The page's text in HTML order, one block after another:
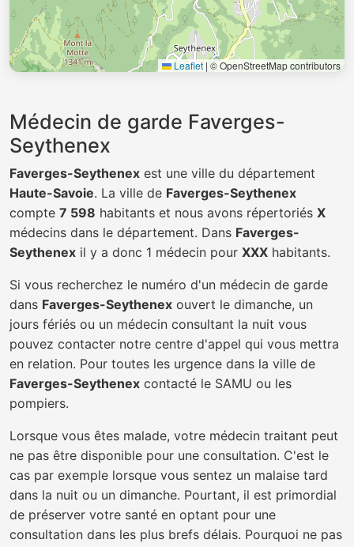
Leaflet | © OpenStreetMap contributors
Médecin de garde Faverges-
Seythenex
Faverges-Seythenex est une ville du département
Haute-Savoie. La ville de Faverges-Seythenex
compte 7 598 habitants et nous avons répertoriés X
médecins dans le département. Dans Faverges-
Seythenex il y a donc 1 médecin pour XXX habitants.
Si vous recherchez le numéro d'un médecin de garde
dans Faverges-Seythenex ouvert le dimanche, un
jours fériés ou un médecin consultant la nuit vous
pouvez contacter notre centre d'appel qui vous mettra
en relation. Pour toutes les urgence dans la ville de
Faverges-Seythenex contacté le SAMU ou les
pompiers.
Lorsque vous êtes malade, votre médecin traitant peut
ne pas être disponible pour une consultation. C'est le
cas par exemple lorsque vous sentez un malaise tard
dans la nuit ou un dimanche. Pourtant, il est primordial
de préserver votre santé en optant pour une
consultation dans les plus brefs délais. Pourquoi ne pas